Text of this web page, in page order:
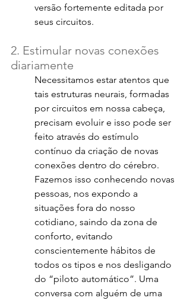
versão fortemente editada por
seus circuitos.
2. Estimular novas conexões
diariamente
Necessitamos estar atentos que
tais estruturas neurais, formadas
por circuitos em nossa cabeça,
precisam evoluir e isso pode ser
feito através do estímulo
contínuo da criação de novas
conexões dentro do cérebro.
Fazemos isso conhecendo novas
pessoas, nos expondo a
situações fora do nosso
cotidiano, saindo da zona de
conforto, evitando
conscientemente hábitos de
todos os tipos e nos desligando
do “piloto automático”. Uma
conversa com alguém de uma